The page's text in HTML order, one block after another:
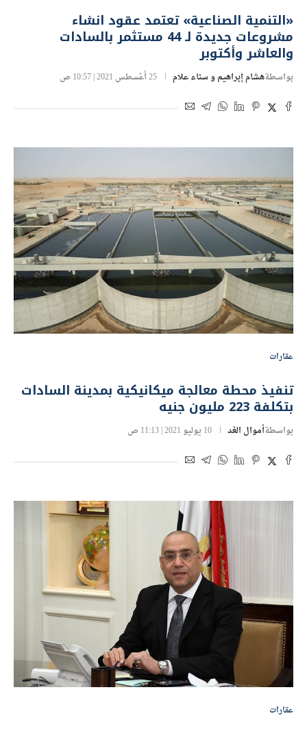
«التنمية الصناعية» تعتمد عقود انشاء
مشروعات جديدة لـ 44 مستثمر بالسادات
والعاشر وأكتوبر
بواسطةهشام إبراهيم و سناء علام 25 أغسطس 2021 | 10:57 ص
عقارات
تنفيذ محطة معالجة ميكانيكية بمدينة السادات
بتكلفة 223 مليون جنيه
بواسطةأموال الغد 10 يوليو 2021 | 11:13 ص
عقارات